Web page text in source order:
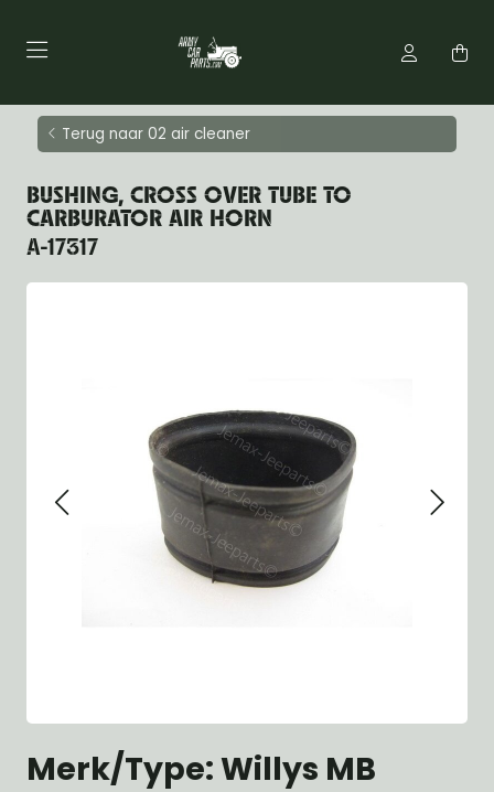
Terug naar 02 air cleaner
BUSHING, CROSS OVER TUBE TO
CARBURATOR AIR HORN
A-17317
Merk/Type: Willys MB